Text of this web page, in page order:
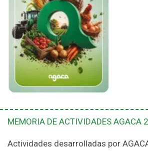
MEMORIA DE ACTIVIDADES AGACA
Actividades desarrolladas por